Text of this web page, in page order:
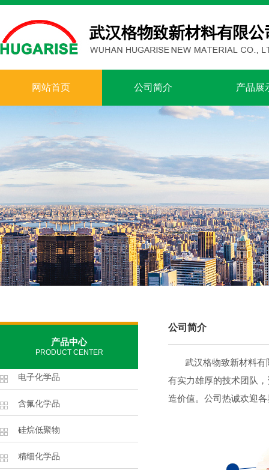
网站首页 公司简介 产品展
产品中心
PRODUCT CENTER
电子化学品
含氟化学品
硅烷低聚物
精细化学品
公司简介
武汉格物致新材料有
有实力雄厚的技术团队
造价值。公司热诚欢迎